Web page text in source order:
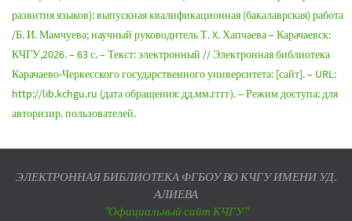
развития языков): выпускная квалификационная (бакалаврская) работа
/Б. И. Мамчуева; научный руководитель Т. X. Хапчаева – Карачаевск:
КЧГУ,2026. – 63 с. – Текст: электронный // Электронная библиотека
Карачаево-Черкесского государственного университета: [сайт]. – URL:
http://lib.kchgu.ru (дата обращения: дд.мм.гггг). – Режим доступа: для
авторизир. пользователей.
ЭЛЕКТРОННАЯ БИБЛИОТЕКА ФГБОУ ВО КЧГУ ИМЕНИ УД.
АЛИЕВА
"Официальный сайт КЧГУ"